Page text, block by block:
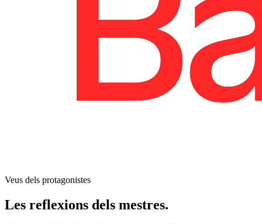
Veus dels protagonistes
Les reflexions dels mestres.